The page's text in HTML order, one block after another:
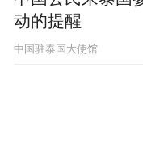
通信息管理系
序，点击“汽车
动的提醒
中国驻泰国大使馆